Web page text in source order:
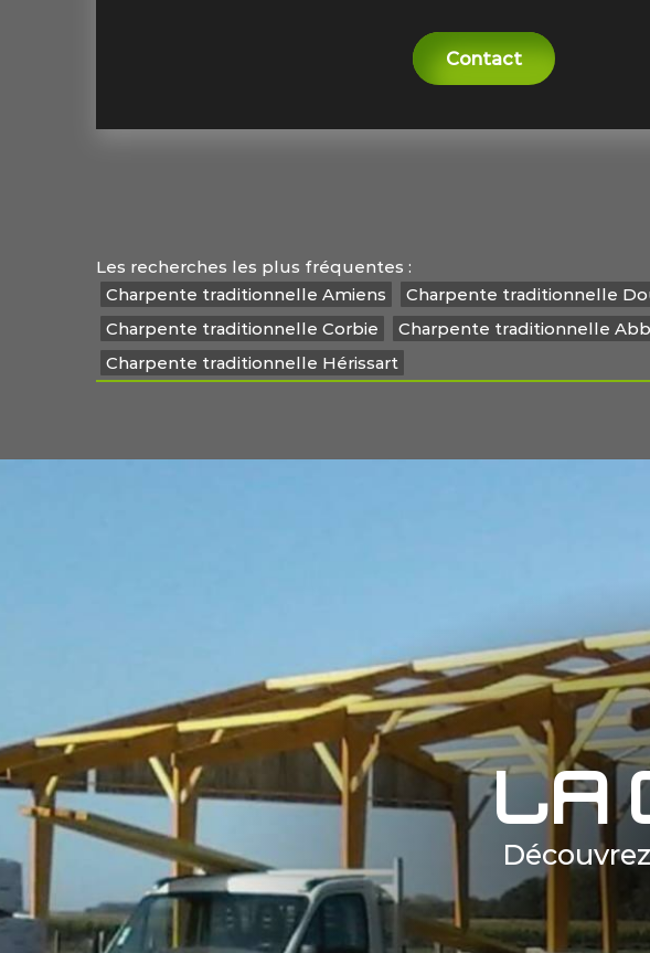
Contact
Les recherches les plus fréquentes :
Charpente traditionnelle Amiens
Charpente traditionnelle
Charpente traditionnelle Corbie
Charpente traditionnelle
Charpente traditionnelle Hérissart
La